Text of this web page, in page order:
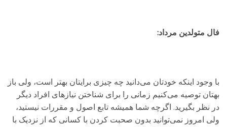
فال متولدین مرداد:
با وجود اینکه خودتان می‌دانید چه چیزی برایتان بهتر است، ولی باز
بهتان توصیه می‌کنیم زمانی را برای شناختن نیازهای افراد دیگر
در نظر بگیرید. اگرچه شما همیشه تابع اصول و مقررات نیستید،
ولی امروز نمی‌توانید بدون صحبت کردن با کسانی که از نزدیک با